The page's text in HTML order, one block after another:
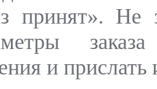
принят». Не
и прислать